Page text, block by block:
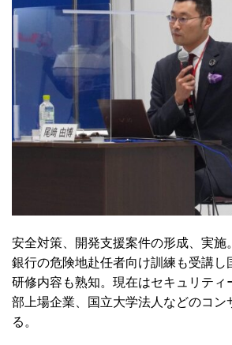
安全対策、開発支援案件の形成、実施
銀行の危険地赴任者向け訓練も受講し
研修内容も熟知。現在はセキュリティ
部上場企業、国立大学法人などのコン
る。